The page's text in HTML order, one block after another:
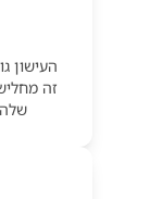
העישון
זה